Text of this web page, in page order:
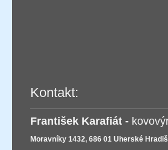
Kontakt:
František Karafiát -
Moravníky 1432, 686 01 Uherské